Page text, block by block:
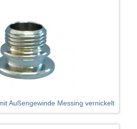
Außengewinde Messing vernickelt